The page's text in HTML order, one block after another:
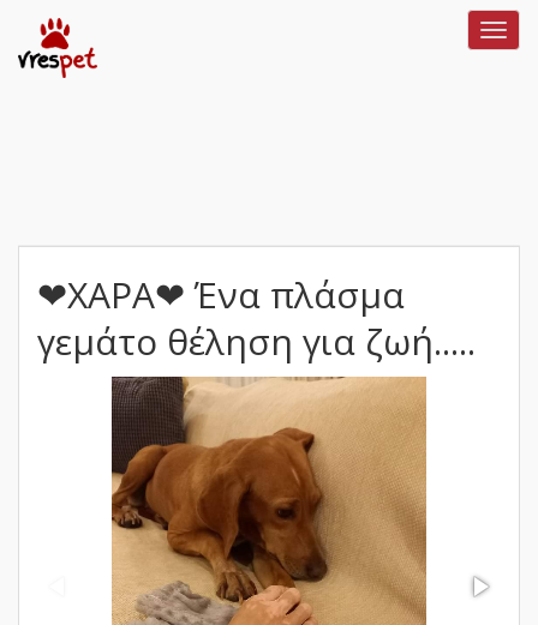
❤ΧΑΡΑ❤ Ένα πλάσμα
γεμάτο θέληση για ζωή.....